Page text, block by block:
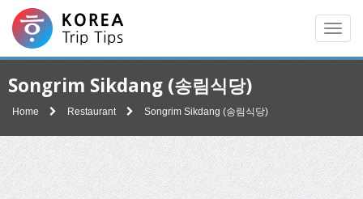
Songrim Sikdang (송림식당)
Home Restaurant Songrim Sikdang (송림식당)